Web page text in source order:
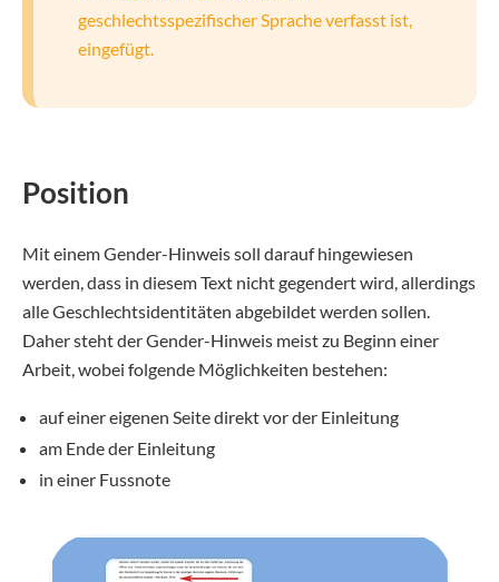
geschlechtsspezifischer Sprache verfasst ist,
eingefügt.
Position
Mit einem Gender-Hinweis soll darauf hingewiesen
werden, dass in diesem Text nicht gegendert wird, allerdings
alle Geschlechtsidentitäten abgebildet werden sollen.
Daher steht der Gender-Hinweis meist zu Beginn einer
Arbeit, wobei folgende Möglichkeiten bestehen:
auf einer eigenen Seite direkt vor der Einleitung
am Ende der Einleitung
in einer Fussnote